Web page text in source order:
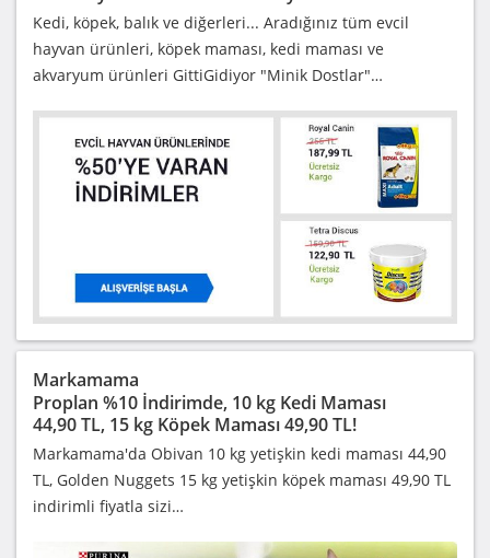
Kedi, köpek, balık ve diğerleri... Aradığınız tüm evcil
hayvan ürünleri, köpek maması, kedi maması ve
akvaryum ürünleri GittiGidiyor "Minik Dostlar"…
Markamama
Proplan %10 İndirimde, 10 kg Kedi Maması
44,90 TL, 15 kg Köpek Maması 49,90 TL!
Markamama'da Obivan 10 kg yetişkin kedi maması 44,90
TL, Golden Nuggets 15 kg yetişkin köpek maması 49,90 TL
indirimli fiyatla sizi…